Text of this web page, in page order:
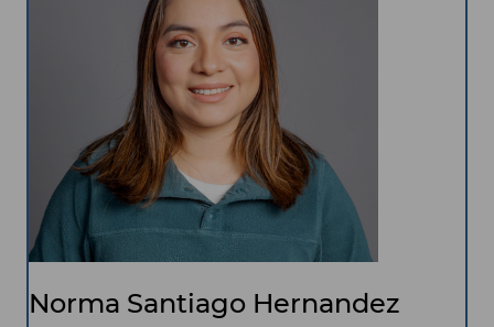
Norma Santiago Hernandez